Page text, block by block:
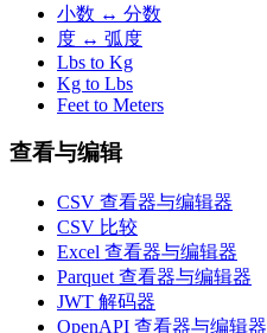
小数 ↔ 分数
度 ↔ 弧度
Lbs to Kg
Kg to Lbs
Feet to Meters
查看与编辑
CSV 查看器与编辑器
CSV 比较
Excel 查看器与编辑器
Parquet 查看器与编辑器
JWT 解码器
OpenAPI 查看器与编辑器